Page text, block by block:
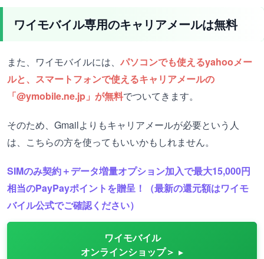
ワイモバイル専用のキャリアメールは無料
また、ワイモバイルには、 パソコンでも使えるyahooメー
ルと、スマートフォンで使えるキャリアメールの
「@ymobile.ne.jp」が無料でついてきます。
そのため、Gmailよりもキャリアメールが必要という人
は、こちらの方を使ってもいいかもしれません。
SIMのみ契約＋データ増量オプション加入で最大15,000円
相当のPayPayポイントを贈呈！（最新の還元額はワイモ
バイル公式でご確認ください）
ワイモバイル
オンラインショップ＞